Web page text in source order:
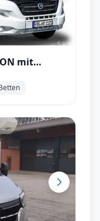
mit